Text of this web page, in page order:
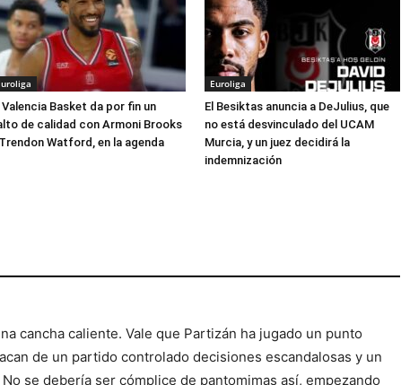
Valencia Basket da por fin un
de calidad con Armoni Brooks
Watford, en la agenda
Euroliga
El Besiktas anuncia a DeJulius, que
no está desvinculado del UCAM
Murcia, y un juez decidirá la
indemnización
cancha caliente. Vale que Partizán ha jugado un punto
de un partido controlado decisiones escandalosas y un
se debería ser cómplice de pantomimas así, empezando